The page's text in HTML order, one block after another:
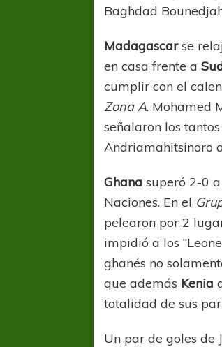
Baghdad
Madagascarse
en casa frente a
cumplir con el
Zona A. Mohamed
señalaron los
Andriamahitsinoro
Ghana superó 2-0 a
Naciones. En el
pelearon por 2
impidió a los
ghanés no
que además Kenia
totalidad de sus
Un par de goles de